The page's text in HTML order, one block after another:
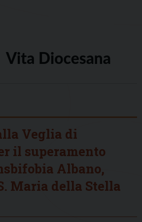
Veglia di
il superamento
Albano,
Maria della Stella